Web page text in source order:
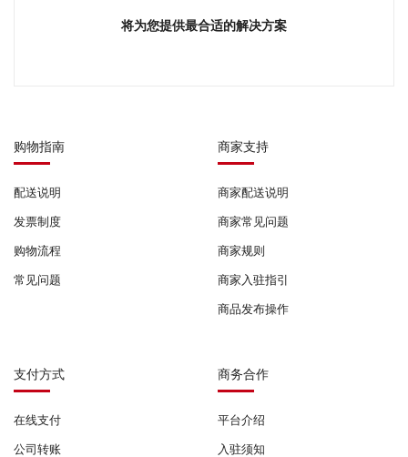
将为您提供最合适的解决方案
购物指南
配送说明
发票制度
购物流程
常见问题
商家支持
商家配送说明
商家常见问题
商家规则
商家入驻指引
商品发布操作
支付方式
在线支付
公司转账
商务合作
平台介绍
入驻须知